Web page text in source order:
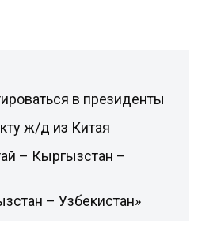
в президенты
ж/д из Китая
– Кыргызстан –
– Узбекистан»